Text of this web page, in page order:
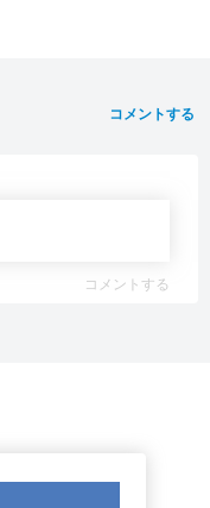
コメントする
コメントする